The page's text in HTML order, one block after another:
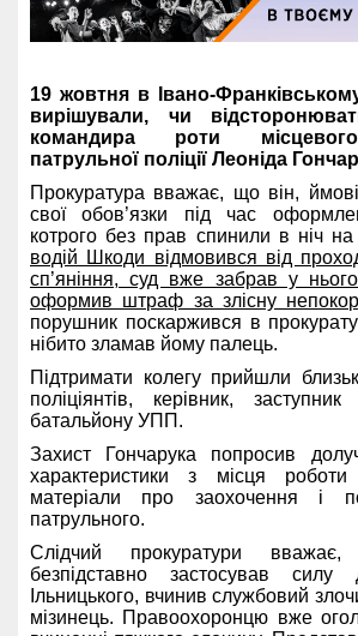
19 жовтня в Івано-
вирішували, чи
командира роти
патрульної поліції Леоніда
Прокуратура вважає, що він,
свої обов’язки під час
котрого без прав спинили в ніч
водій Шкоди відмовився від
сп’яніння, суд вже забрав у
оформив штраф за злісну
порушник поскаржився в
нібито зламав йому палець.
Підтримати колегу прийшли
поліціянтів, керівник,
батальйону УПП.
Захист Гончарука попросив
характеристики з місця
матеріали про заохочення і
патрульного.
Слідчий прокуратури
безпідставно застосував силу
Ільницького, вчинив службовий
мізинець. Правоохоронцю вже